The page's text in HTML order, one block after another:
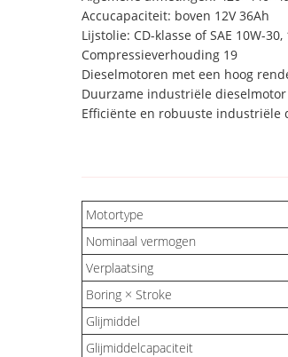
Accucapaciteit: boven 12V 36Ah
Lijstolie: CD-klasse of SAE 10W-30,
Compressieverhouding 19
Dieselmotoren met een hoog
Duurzame industriële
Efficiënte en robuuste
Motortype
Nominaal vermogen
Verplaatsing
Boring × Stroke
Glijmiddel
Glijmiddelcapaciteit